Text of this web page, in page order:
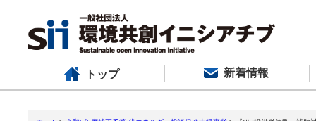
トップ 新着情報